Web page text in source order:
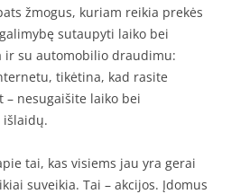
žmogus, kuriam reikia prekės
sutaupyti laiko bei
ir su automobilio draudimu:
tikėtina, kad rasite
– nesugaišite laiko bei
išlaidų.
tai, kas visiems jau yra gerai
suveikia. Tai – akcijos. Įdomus